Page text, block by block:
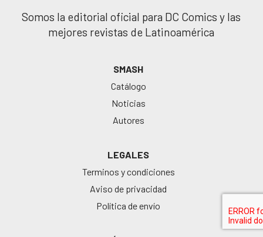
Somos la editorial oficial para DC Comics y las
mejores revistas de Latinoamérica
SMASH
Catálogo
Noticias
Autores
LEGALES
Terminos y condiciones
Aviso de privacidad
Política de envío